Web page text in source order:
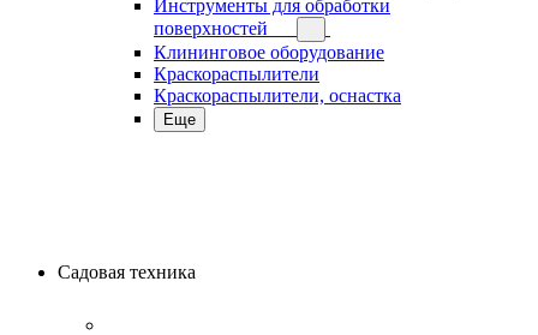
Инструменты для обработки
поверхностей
Клининговое оборудование
Краскораспылители
Краскораспылители, оснастка
Еще
Садовая техника